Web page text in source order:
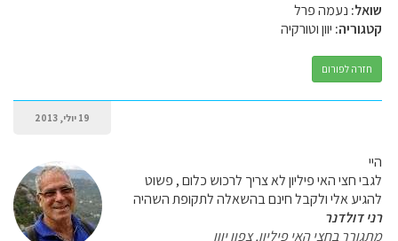
שואל: נעמה פרל
קטגוריה: יוון וטורקיה
חזרה לפורום
19 יולי, 2013
היי
לגבי חצי האי פיליון לא צריך לרכוש כלום , פשוט
להגיע אלי ולקבל חינם בהשאלה לתקופת השהיה
רני דולדנר
מתגורר בחצי האי פיליון, צפון יוון